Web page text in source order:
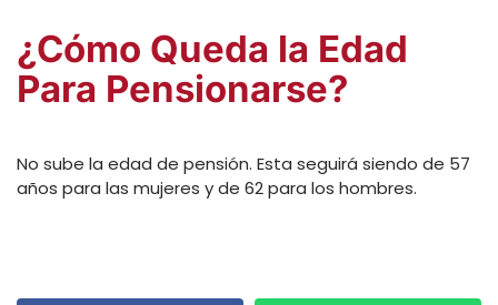
¿Cómo Queda la Edad
Para Pensionarse?
No sube la edad de pensión. Esta seguirá siendo de 57
años para las mujeres y de 62 para los hombres.